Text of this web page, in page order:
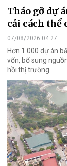
Tháo gỡ dự
cải cách thể
07/08/2026 04:27
Hơn 1.000 dự án
vốn, bổ sung
hồi thị trường.